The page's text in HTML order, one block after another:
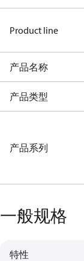
Product line
产品名称
产品类型
产品系列
一般规格
特性